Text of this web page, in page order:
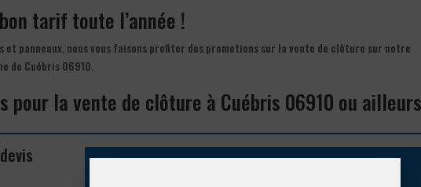
tarif toute l’année !
et panneaux, nous vous faisons profiter des promotions sur la vente de clôture sur notre
de Cuébris 06910.
pour la vente de clôture à Cuébris 06910 ou